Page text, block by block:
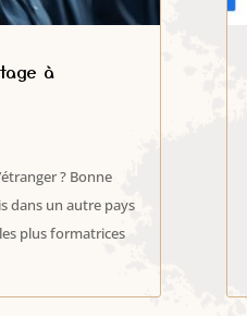
à
? Bonne
dans un autre pays
plus formatrices